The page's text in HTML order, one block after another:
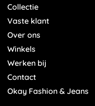
Collectie
Vaste klant
Over ons
Winkels
Werken bij
Contact
Okay Fashion & Jeans